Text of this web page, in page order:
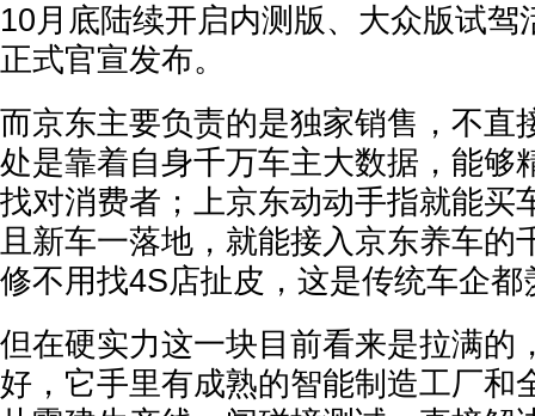
10月底陆续开启内测版、大众版试驾
正式官宣发布。
而京东主要负责的是独家销售，不直
处是靠着自身千万车主大数据，能够
找对消费者；上京东动动手指就能买
且新车一落地，就能接入京东养车的
修不用找4S店扯皮，这是传统车企
但在硬实力这一块目前看来是拉满的
好，它手里有成熟的智能制造工厂和